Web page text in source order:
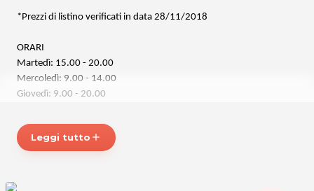
*Prezzi di listino verificati in data 28/11/2018
ORARI
Martedì: 15.00 - 20.00
Mercoledì: 9.00 - 14.00
Giovedì: 9.00 - 20.00
Sabato: 8.00 - 17.00
Chiuso lunedì e domenica.
Leggi tutto add